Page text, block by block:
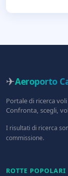
✈Aeroporto
Portale di ricerca
Confronta, scegli,
I risultati di ricerca
commissione.
ROTTE POPOLARI